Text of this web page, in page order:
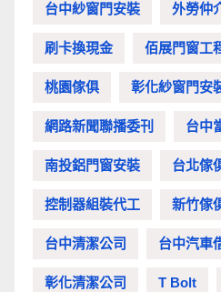
台中紗窗門安裝 外勞仲
刷卡換現金 佰展門窗工
桃園傢俱 彰化紗窗門安
網路新聞聯播委刊 台中
南投鋁門窗安裝 台北傢
控制器組裝代工 新竹傢
台中清潔公司 台中汽車
彰化清潔公司 T Bolt